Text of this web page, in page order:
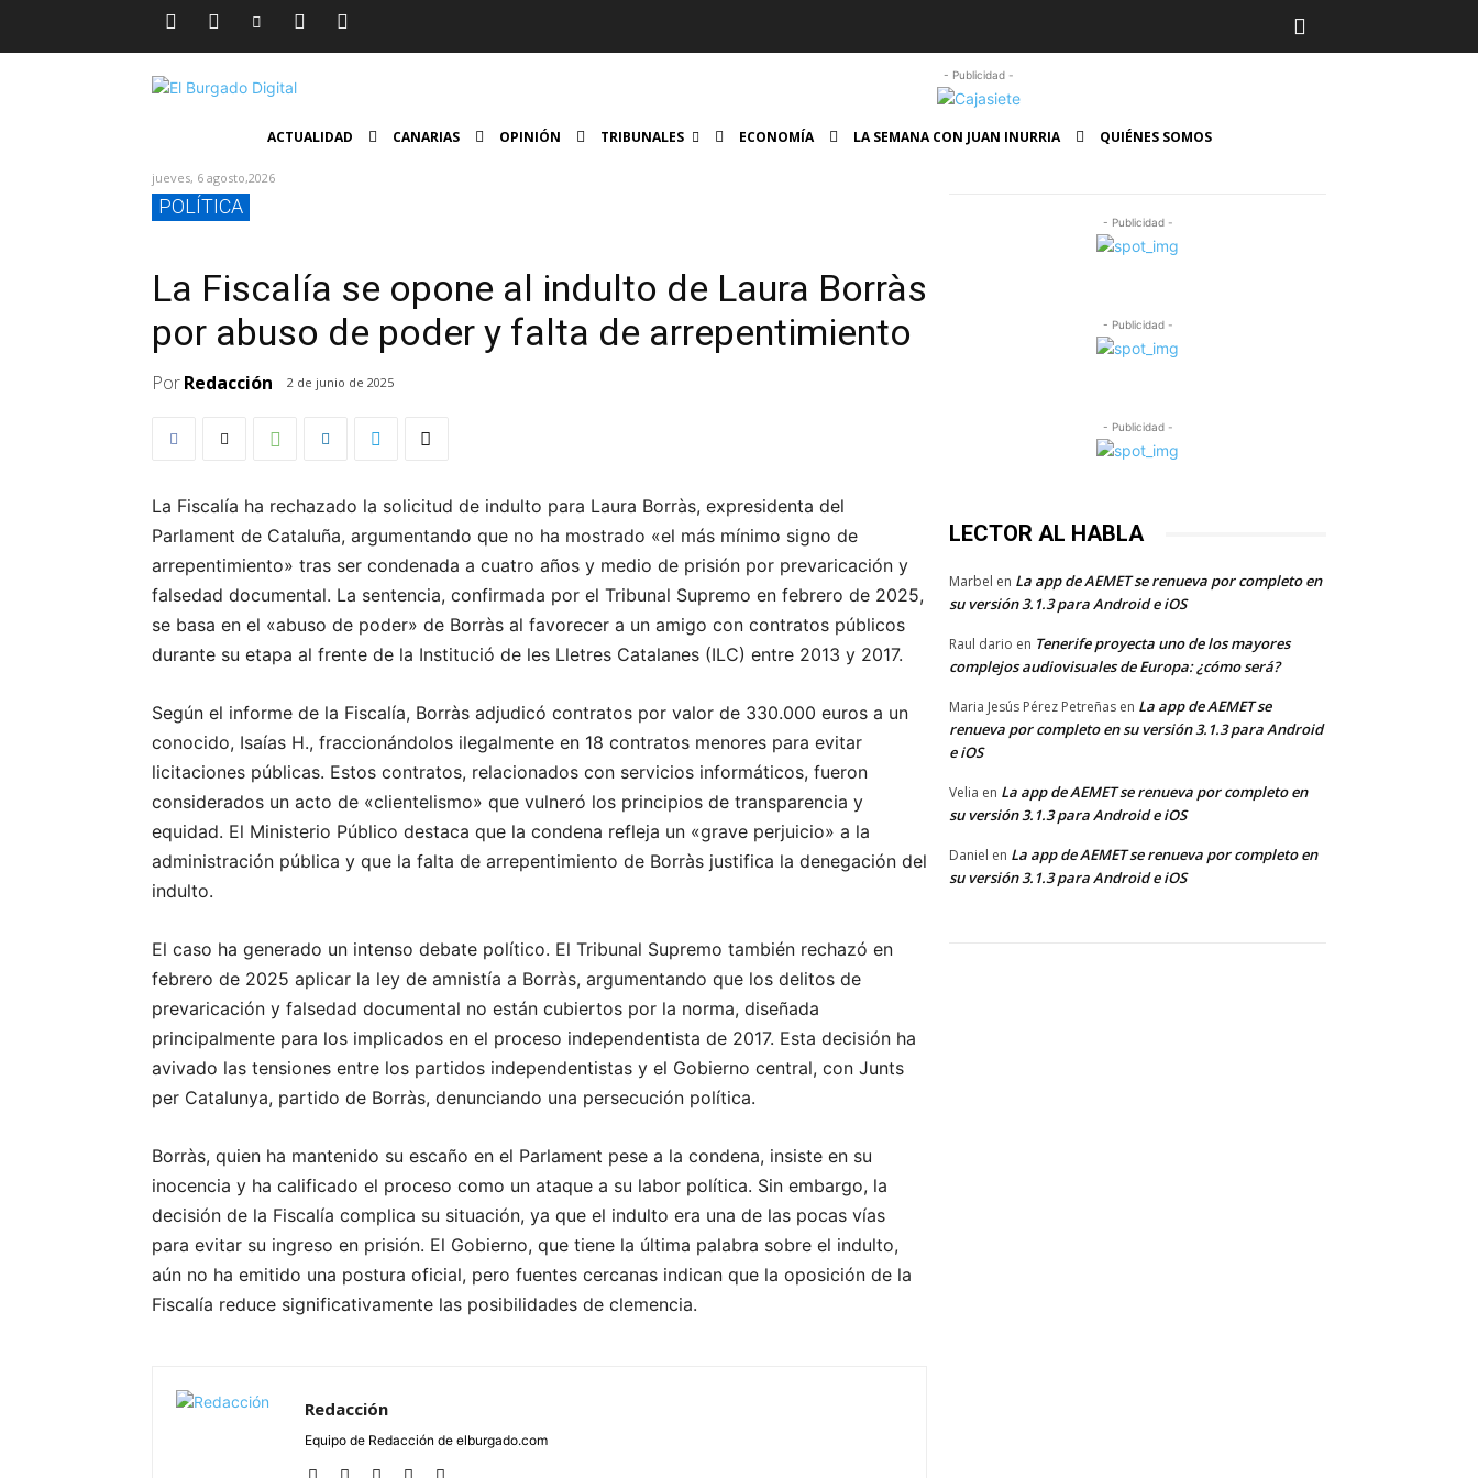
- Publicidad -
ACTUALIDAD CANARIAS OPINIÓN TRIBUNALES ECONOMÍA LA SEMANA CON JUAN INURRIA QUIÉNES SOMOS
jueves, 6 agosto,2026
POLÍTICA
La Fiscalía se opone al indulto de Laura Borràs
por abuso de poder y falta de arrepentimiento
PorRedacción 2 de junio de 2025
La Fiscalía ha rechazado la solicitud de indulto para Laura Borràs, expresidenta del
Parlament de Cataluña, argumentando que no ha mostrado «el más mínimo signo de
arrepentimiento» tras ser condenada a cuatro años y medio de prisión por prevaricación y
falsedad documental. La sentencia, confirmada por el Tribunal Supremo en febrero de 2025,
se basa en el «abuso de poder» de Borràs al favorecer a un amigo con contratos públicos
durante su etapa al frente de la Institució de les Lletres Catalanes (ILC) entre 2013 y 2017.
Según el informe de la Fiscalía, Borràs adjudicó contratos por valor de 330.000 euros a un
conocido, Isaías H., fraccionándolos ilegalmente en 18 contratos menores para evitar
licitaciones públicas. Estos contratos, relacionados con servicios informáticos, fueron
considerados un acto de «clientelismo» que vulneró los principios de transparencia y
equidad. El Ministerio Público destaca que la condena refleja un «grave perjuicio» a la
administración pública y que la falta de arrepentimiento de Borràs justifica la denegación del
indulto.
El caso ha generado un intenso debate político. El Tribunal Supremo también rechazó en
febrero de 2025 aplicar la ley de amnistía a Borràs, argumentando que los delitos de
prevaricación y falsedad documental no están cubiertos por la norma, diseñada
principalmente para los implicados en el proceso independentista de 2017. Esta decisión ha
avivado las tensiones entre los partidos independentistas y el Gobierno central, con Junts
per Catalunya, partido de Borràs, denunciando una persecución política.
Borràs, quien ha mantenido su escaño en el Parlament pese a la condena, insiste en su
inocencia y ha calificado el proceso como un ataque a su labor política. Sin embargo, la
decisión de la Fiscalía complica su situación, ya que el indulto era una de las pocas vías
para evitar su ingreso en prisión. El Gobierno, que tiene la última palabra sobre el indulto,
aún no ha emitido una postura oficial, pero fuentes cercanas indican que la oposición de la
Fiscalía reduce significativamente las posibilidades de clemencia.
Redacción
Equipo de Redacción de elburgado.com
- Publicidad -
- Publicidad -
- Publicidad -
LECTOR AL HABLA
Marbel en La app de AEMET se renueva por completo en
su versión 3.1.3 para Android e iOS
Raul dario en Tenerife proyecta uno de los mayores
complejos audiovisuales de Europa: ¿cómo será?
Maria Jesús Pérez Petreñas en La app de AEMET se
renueva por completo en su versión 3.1.3 para Android
e iOS
Velia en La app de AEMET se renueva por completo en
su versión 3.1.3 para Android e iOS
Daniel en La app de AEMET se renueva por completo en
su versión 3.1.3 para Android e iOS